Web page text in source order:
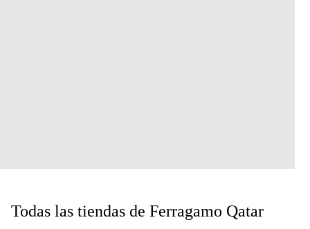
Todas las tiendas de Ferragamo Qatar